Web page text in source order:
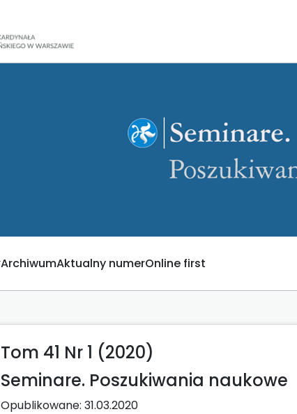
ArchiwumAktualny numerOnline first
Tom 41 Nr 1 (2020)
Seminare. Poszukiwania naukowe
Opublikowane: 31.03.2020